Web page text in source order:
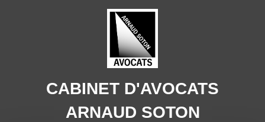
CABINET D'AVOCATS
ARNAUD SOTON